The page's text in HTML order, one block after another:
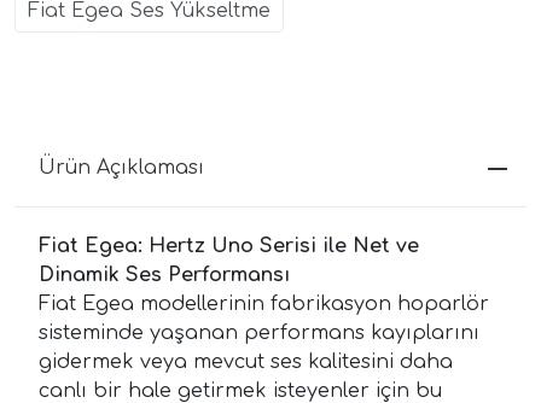
Fiat Egea Ses Yükseltme
Ürün Açıklaması
Fiat Egea: Hertz Uno Serisi ile Net ve
Dinamik Ses Performansı
Fiat Egea modellerinin fabrikasyon hoparlör
sisteminde yaşanan performans kayıplarını
gidermek veya mevcut ses kalitesini daha
canlı bir hale getirmek isteyenler için bu